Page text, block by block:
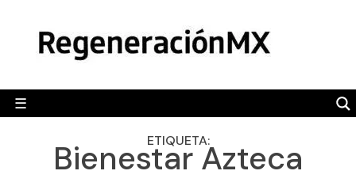
content
☰
POLÍTICA
CAMALEÓN
OPINIÓN
ETIQUETA:
Bienestar Azteca